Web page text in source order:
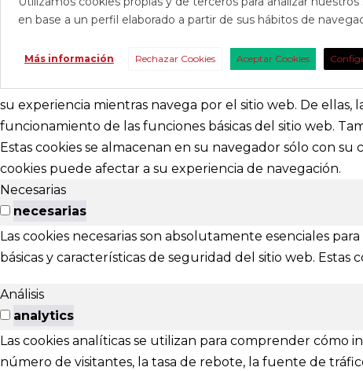
Consúltanos
nosotros para
Ponferrada
en base a un perfil elaborado a partir de sus hábitos de
Más información Rechazar Cookies Aceptar Cookies
su experiencia mientras navega por el sitio web. De ellas,
funcionamiento de las funciones básicas del sitio web.
Estas cookies se almacenan en su navegador sólo con
cookies puede afectar a su experiencia de navegación.
Necesarias
necesarias
Las cookies necesarias son absolutamente esenciales
básicas y características de seguridad del sitio web.
Análisis
analytics
Las cookies analíticas se utilizan para comprender cómo
número de visitantes, la tasa de rebote, la fuente de